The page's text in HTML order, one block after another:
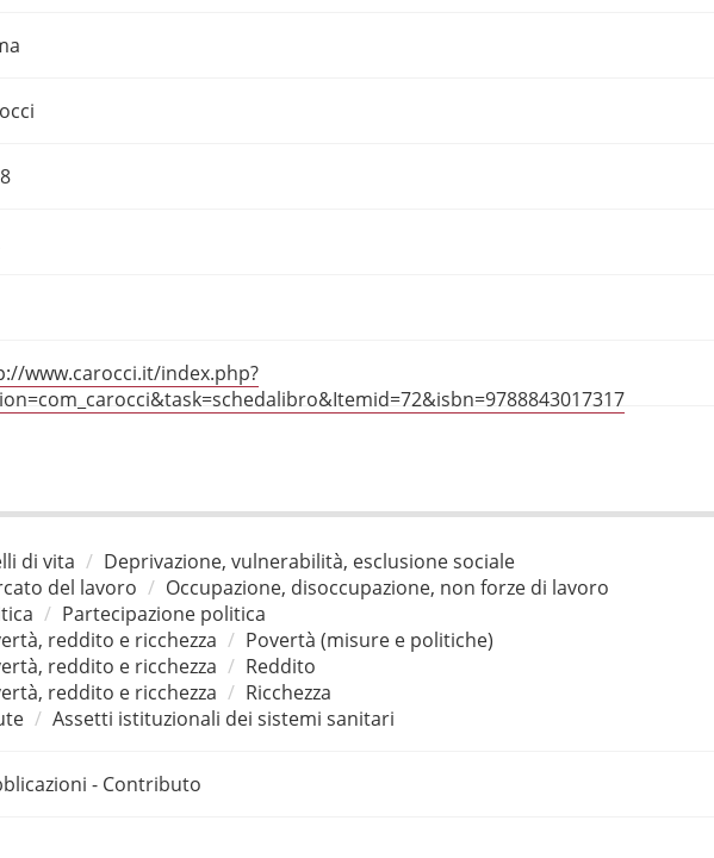
www.carocci.it/index.php?
di vita
Deprivazione, vulnerabilità, esclusione sociale
del lavoro
Occupazione, disoccupazione, non forze di lavoro
Partecipazione politica
reddito e ricchezza
Povertà (misure e politiche)
reddito e ricchezza
Reddito
reddito e ricchezza
Ricchezza
Assetti istituzionali dei sistemi sanitari
- Contributo